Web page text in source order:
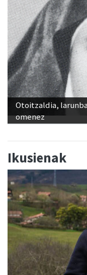
Otoitzaldia,
omenez
Ikusienak